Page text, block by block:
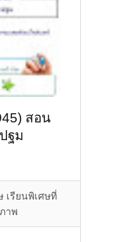
สอน
ฐม
เรียนพิเศษที่
าพ